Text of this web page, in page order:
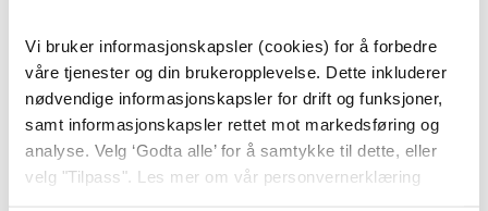
Vi bruker informasjonskapsler (cookies) for å forbedre
våre tjenester og din brukeropplevelse. Dette inkluderer
nødvendige informasjonskapsler for drift og funksjoner,
samt informasjonskapsler rettet mot markedsføring og
analyse. Velg ‘Godta alle’ for å samtykke til dette, eller
velg "Tilpass". Les mer om vår personvernerklæring
Selskapet har ingen hjemmeside.
Dette tar ikke mer enn